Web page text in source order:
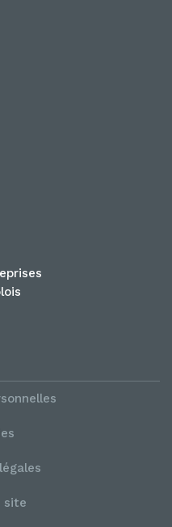
site